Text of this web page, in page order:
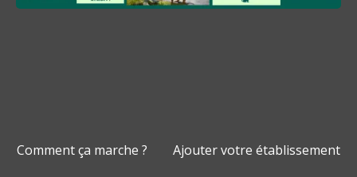
Comment ça marche ?
Ajouter votre établissement